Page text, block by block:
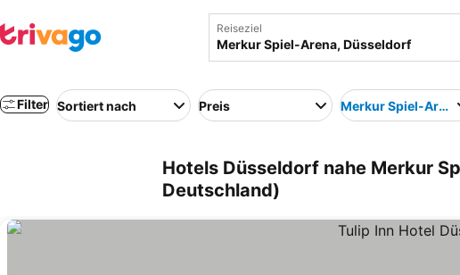
Reiseziel
Filter Sortiert nach Preis Merkur Spiel-
Hotels Düsseldorf nahe Merkur
Deutschland)